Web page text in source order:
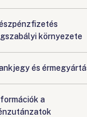
környezete
és
a